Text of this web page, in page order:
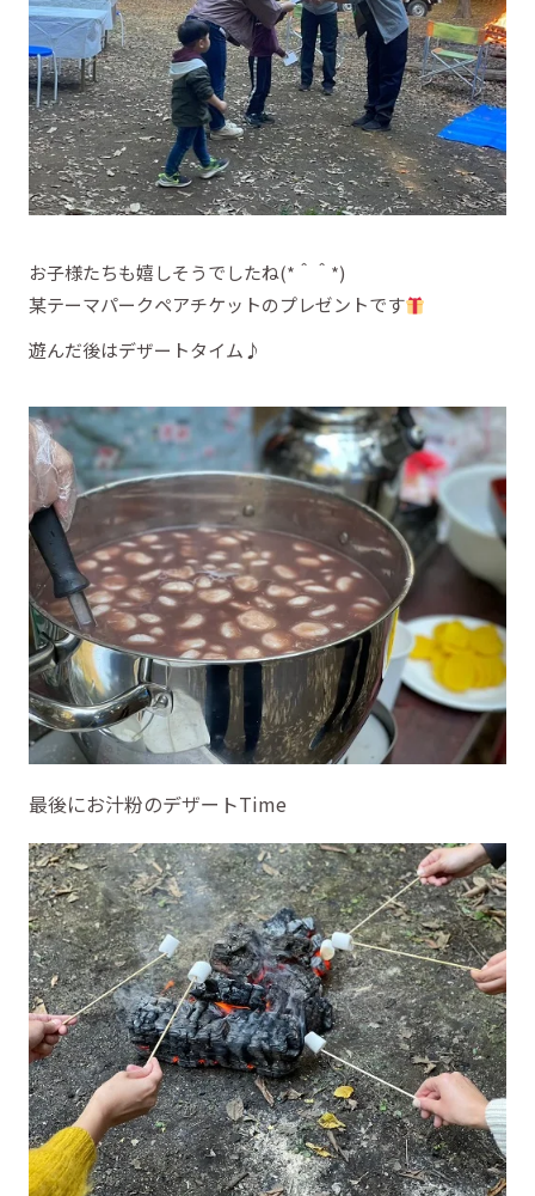
お子様たちも嬉しそうでしたね(*＾＾*)
某テーマパークペアチケットのプレゼントです
遊んだ後はデザートタイム♪
最後にお汁粉のデザートTime